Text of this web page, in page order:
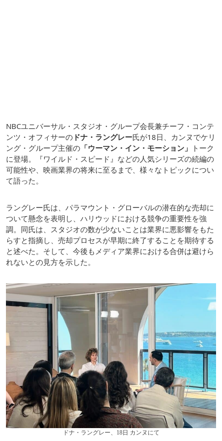
NBCユニバーサル・スタジオ・グループ会長兼チーフ・コンテ
ンツ・オフィサーの ドナ・ラングレー氏が18日、カンヌでケリ
ング・グループ主催の 「ウーマン・イン・モーション」
トーク
に登場。『ワイルド・スピード』などの人気シリーズの続編の
可能性や、映画業界の将来に至るまで、様々なトピックについ
て語った。
ラングレー氏は、パラマウント・グローバルの潜在的な売却に
ついて懸念を表明し、ハリウッドにおける競争の重要性を強
調。同氏は、スタジオの数が少ないことは業界に悪影響をもた
らすと指摘し、売却プロセスが早期に終了することを期待する
と述べた。そして、今後もメディア業界における合併は避けら
れないとの見方を示した。
ドナ・ラングレー、18日 カンヌにて